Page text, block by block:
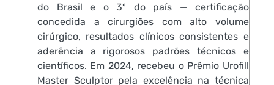
do Brasil e o 3º do país — certificação
concedida a cirurgiões com alto volume
cirúrgico, resultados clínicos consistentes e
aderência a rigorosos padrões técnicos e
científicos. Em 2024, recebeu o Prêmio Urofill
Master Sculptor pela excelência na técnica